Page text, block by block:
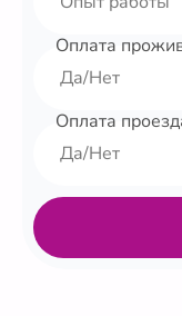
Оплата
Оплата